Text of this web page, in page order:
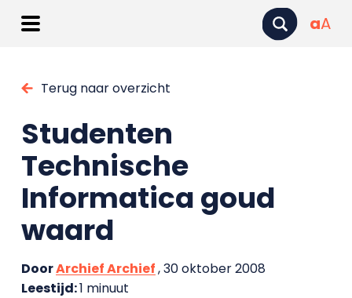
aA
Terug naar overzicht
Studenten
Technische
Informatica goud
waard
DoorArchief Archief, 30 oktober 2008
Leestijd:1 minuut